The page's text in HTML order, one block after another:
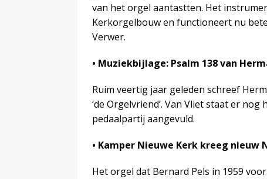
van het orgel aantastten. Het
Kerkorgelbouw en functioneert nu
Verwer.
• Muziekbijlage: Psalm 138 van
Ruim veertig jaar geleden schreef
‘de Orgelvriend’. Van Vliet staat er
pedaalpartij aangevuld.
• Kamper Nieuwe Kerk kreeg nieuw
Het orgel dat Bernard Pels in 1959